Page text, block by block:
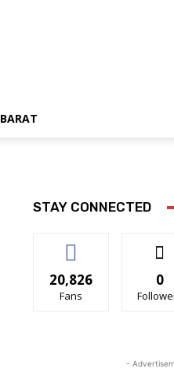
STAY CONNECTED
20,826
Fans
0
-